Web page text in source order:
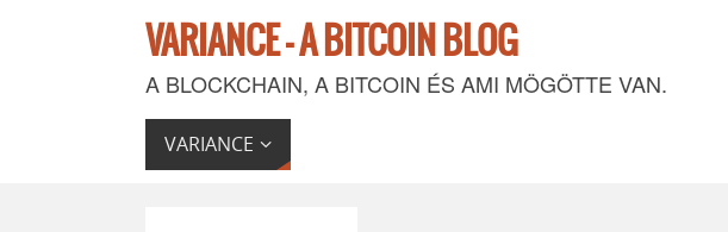
VARIANCE - A BITCOIN BLOG
A BLOCKCHAIN, A BITCOIN ÉS AMI MÖGÖTTE VAN.
VARIANCE